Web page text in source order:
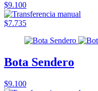
$9.100
$7.735
Bota Sendero
$9.100